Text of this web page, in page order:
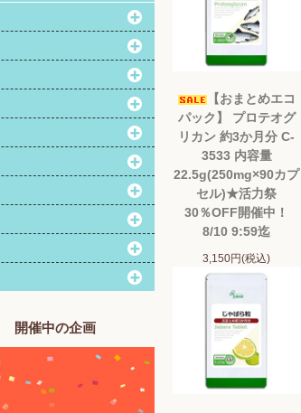
開催中の企画
【おまとめエコ
パック】 プロテオグ
リカン 約3か月分 C-
3533 内容量
22.5g(250mg×90カプ
セル)★活力祭
30％OFF開催中！
8/10 9:59迄
3,150円(税込)